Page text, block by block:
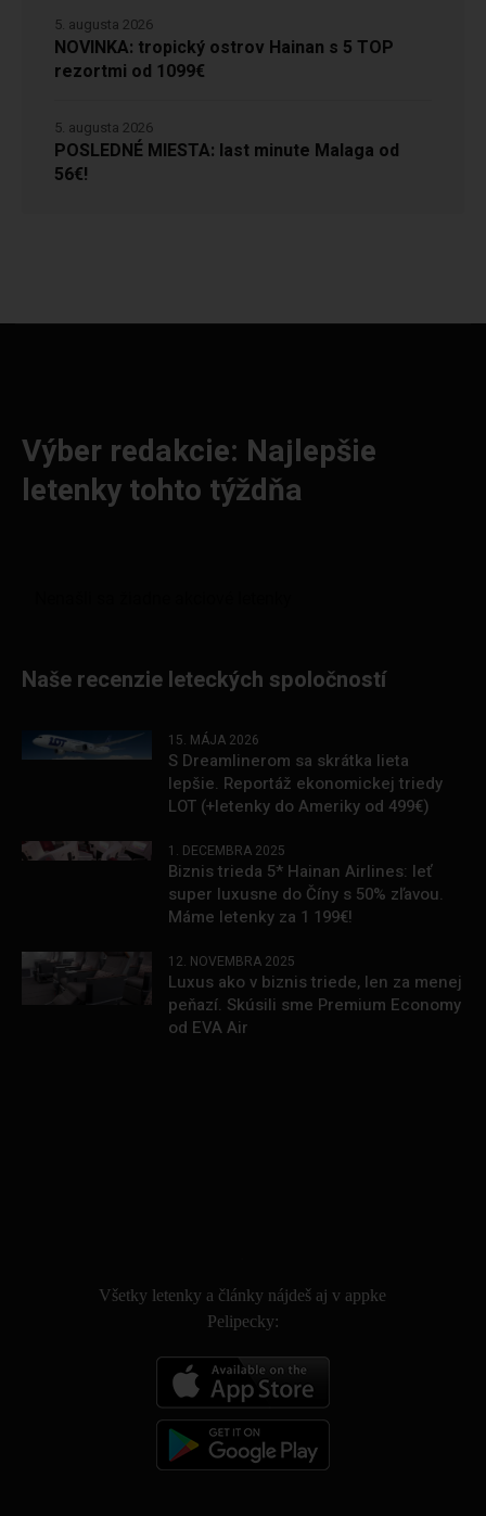
NOVINKA: tropický ostrov Hainan s 5 TOP
rezortmi od 1099€
5. augusta 2026
POSLEDNÉ MIESTA: last minute Malaga od
56€!
5. augusta 2026
Výber redakcie: Najlepšie
letenky tohto týždňa
Naše recenzie leteckých spoločností
15. MÁJA 2026
S Dreamlinerom sa skrátka lieta
lepšie. Reportáž ekonomickej triedy
LOT (+letenky do Ameriky od 499€)
1. DECEMBRA 2025
Biznis trieda 5* Hainan Airlines: leť
super luxusne do Číny s 50% zľavou.
Máme letenky za 1 199€!
12. NOVEMBRA 2025
Luxus ako v biznis triede, len za menej
peňazí. Skúsili sme Premium Economy
od EVA Air
Všetky letenky a články nájdeš aj v appke
Pelipecky: